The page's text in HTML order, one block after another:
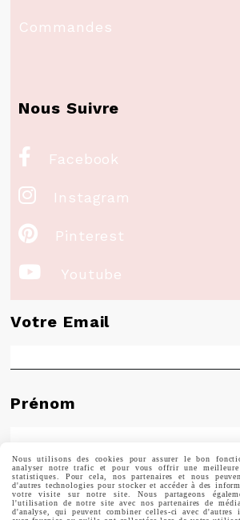
Commandes
Nous Suivre
 Facebook
 Instagram
 Pinterest
 Youtube
Votre Email
Prénom
Valider
Nous utilisons des cookies pour assurer le bon
analyser notre trafic et pour vous offrir une
statistiques. Pour cela, nos partenaires et nous
d'autres technologies pour stocker et accéder à des
votre visite sur notre site. Nous partageons
l'utilisation de notre site avec nos partenaires de
d'analyse, qui peuvent combiner celles-ci avec d'autres